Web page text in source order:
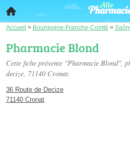
Accueil > Bourgogne-Franche-Comté >
Pharmacie Blond
Cette fiche présente "Pharmacie Blond",
decize, 71140 Cronat.
36 Route de Decize
71140 Cronat